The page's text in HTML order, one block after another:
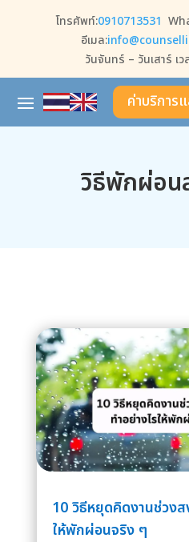
โทรศัพท์:0910713531
อีเมล:
วันจันทร์ – วันเสาร์ เ
ค่าบริการ
วิธีพักผ่อน
10 วิธีหยุดคิดงานช่วง
ให้พักผ่อนจริง ๆ